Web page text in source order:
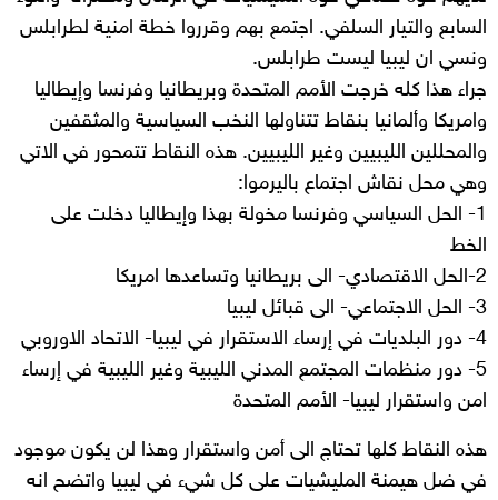
السابع والتيار السلفي. اجتمع بهم وقرروا خطة امنية لطرابلس
ونسي ان ليبيا ليست طرابلس.
جراء هذا كله خرجت الأمم المتحدة وبريطانيا وفرنسا وإيطاليا
وامريكا وألمانيا بنقاط تتناولها النخب السياسية والمثقفين
والمحللين الليبيين وغير الليبيين. هذه النقاط تتمحور في الاتي
وهي محل نقاش اجتماع باليرموا:
1- الحل السياسي وفرنسا مخولة بهذا وإيطاليا دخلت على
الخط
2-الحل الاقتصادي- الى بريطانيا وتساعدها امريكا
3- الحل الاجتماعي- الى قبائل ليبيا
4- دور البلديات في إرساء الاستقرار في ليبيا- الاتحاد الاوروبي
5- دور منظمات المجتمع المدني الليبية وغير الليبية في إرساء
امن واستقرار ليبيا- الأمم المتحدة
هذه النقاط كلها تحتاج الى أمن واستقرار وهذا لن يكون موجود
في ضل هيمنة المليشيات على كل شيء في ليبيا واتضح انه